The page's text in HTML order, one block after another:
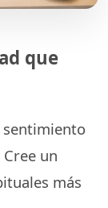
que
sentimiento
un
más